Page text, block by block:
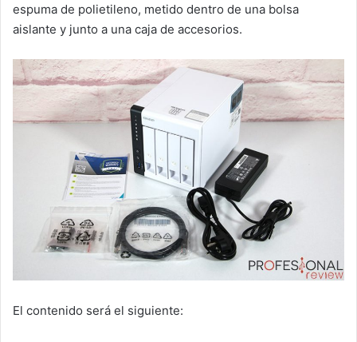
espuma de polietileno, metido dentro de una bolsa
aislante y junto a una caja de accesorios.
El contenido será el siguiente: